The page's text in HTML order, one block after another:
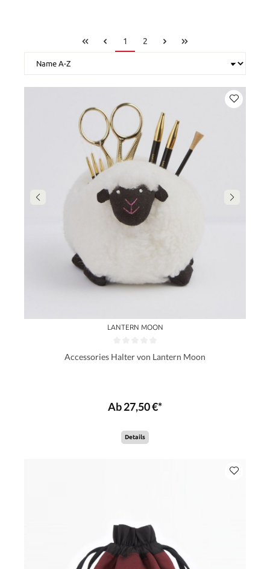
1 2
LANTERN MOON
Accessories Halter von Lantern Moon
Ab 27,50 €*
Details